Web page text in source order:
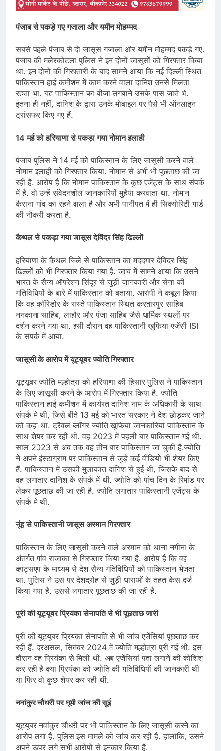
पंजाब से पकड़े गए गजाला और यमीन मोहम्मद
सबसे पहले पंजाब से दो जासूस गजाला और यमीन मोहम्मद पकड़े गए.
पंजाब की मलेरकोटला पुलिस ने इन दोनों जासूसों को गिरफ्तार किया
था. इन दोनों की गिरफ्तारी के बाद सामने आया कि नई दिल्ली स्थित
पाकिस्तान हाई कमीशन में काम करने वाला दानिश उनसे मिलता
रहता था. यह पाकिस्तान का वीजा लगवाने उसके पास जाते थे.
इतना ही नहीं, दानिश के द्वारा उनके मोबाइल पर पैसे भी ऑनलाइन
ट्रांसफर किए गए हैं.
14 मई को हरियाणा से पकड़ा गया नोमान इलाही
पंजाब पुलिस ने 14 मई को पाकिस्तान के लिए जासूसी करने वाले
नोमान इलाही को गिरफ्तार किया. नोमान से अभी भी पूछताछ की जा
रही है. आरोप है कि नोमान पाकिस्तान के कुछ एजेंट्स के साथ संपर्क
में है. वो उन्हें संवेदनशील जानकारियों मुहैया करवाता था. नोमान
कैराना गांव का रहने वाला है और अभी पानीपत में ही सिक्योरिटी गार्ड
की नौकरी करता है.
कैथल से पकड़ा गया जासूस देविंदर सिंह ढिल्लों
हरियाणा के कैथल जिले से पाकिस्तान का मददगार देविंदर सिंह
ढिल्लों को भी गिरफ्तार किया गया है. जांच में सामने आया कि उसने
भारत के सैन्य ऑपरेशन सिंदूर से जुड़ी जानकारी और सेना की
गतिविधियों के बारे में पाकिस्तान को बताया. आरोपी ने कबूल किया
कि वह कॉरिडोर के रास्ते पाकिस्तान स्थित करतारपुर साहिब,
ननकाना साहिब, लाहौर और पंजा साहिब जैसे धार्मिक स्थलों पर
दर्शन करने गया था. इसी दौरान वह पाकिस्तानी खुफिया एजेंसी ISI
के संपर्क में आया.
जासूसी के आरोप में यूट्यूबर ज्योति गिरफ्तार
यूट्यूबर ज्योति मल्होत्रा को हरियाणा की हिसार पुलिस ने पाकिस्तान
के लिए जासूसी करने के आरोप में गिरफ्तार किया है. ज्योति
पाकिस्तान हाई कमीशन में कार्यरत दानिश नाम के अधिकारी के साथ
संपर्क में थी, जिसे बीते 13 मई को भारत सरकार ने देश छोड़कर जाने
को कहा था. ट्रैवल ब्लॉगर ज्योति खुफिया जानकारियां पाकिस्तान के
साथ शेयर कर रही थी. वह 2023 में पहली बार पाकिस्तान गई थी.
साल 2023 से अब तक वह तीन बार पाकिस्तान जा चुकी है.ज्योति
ने अपने इंस्टाग्राम पर पाकिस्तान से जुड़े कई वीडियो भी शेयर किए
हैं. पाकिस्तान में उसकी मुलाकात दानिश से हुई थी, जिसके बाद से
वह लगातार दानिश के संपर्क में थी. ज्योति को पांच दिन के रिमांड पर
लेकर पूछताछ की जा रही है. ज्योति लगातार पाकिस्तानी एजेंट्स के
संपर्क में थी.
नूंह से पाकिस्तानी जासूस अरमान गिरफ्तार
पाकिस्तान के लिए जासूसी करने वाले अरमान को थाना नगीना के
अंतर्गत गांव राजाका से गिरफ्तार किया गया है. आरोप है कि वह
व्हाट्सएप के माध्यम से देश सैन्य गतिविधियों को पाकिस्तान भेजता
था. पुलिस ने उस पर देशद्रोह से जुड़ी धाराओं के तहत केस दर्ज
किया गया है. उससे लगातार पूछताछ की जा रही है.
पुरी की यूट्यूबर प्रियंका सेनापति से भी पूछताछ जारी
पुरी की यूट्यूबर प्रियंका सेनापति से भी जांच एजेंसियां पूछताछ कर
रही हैं. दरअसल, सितंबर 2024 में ज्योति मल्होत्रा पुरी गई थी. इस
दौरान वह प्रियंका से मिली थी. अब एजेंसियां पता लगाने की कोशिश
कर रही है क्या प्रियंका को ज्योति की गतिविधियों की जानकारी थी
या फिर वो कुछ शेयर कर रही थी.
नवांकुर चौधरी पर घूमी जांच की सुई
यूट्यूबर नवांकुर चौधरी पर भी पाकिस्तान के लिए जासूसी करने का
आरोप लगा है. पुलिस इस मामले की जांच कर रही है. हालांकि, उसने
अपने ऊपर लगे सभी आरोपों से इनकार किया है.